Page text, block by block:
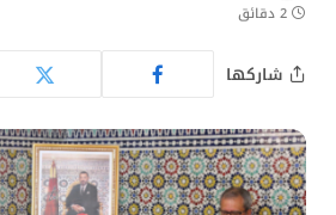
2 دقائق
شاركها